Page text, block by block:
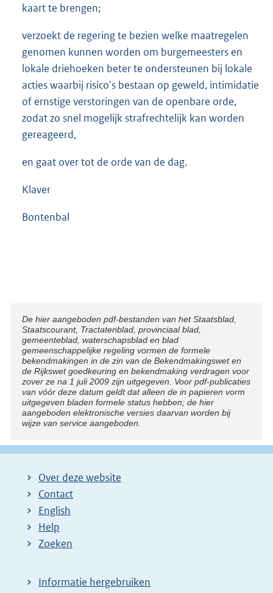
kaart te brengen;
verzoekt de regering te bezien welke maatregelen
genomen kunnen worden om burgemeesters en
lokale driehoeken beter te ondersteunen bij lokale
acties waarbij risico's bestaan op geweld, intimidatie
of ernstige verstoringen van de openbare orde,
zodat zo snel mogelijk strafrechtelijk kan worden
gereageerd,
en gaat over tot de orde van de dag.
Klaver
Bontenbal
Disclaimer
De hier aangeboden pdf-bestanden van het Staatsblad,
Staatscourant, Tractatenblad, provinciaal blad,
gemeenteblad, waterschapsblad en blad
gemeenschappelijke regeling vormen de formele
bekendmakingen in de zin van de Bekendmakingswet en
de Rijkswet goedkeuring en bekendmaking verdragen voor
zover ze na 1 juli 2009 zijn uitgegeven. Voor pdf-publicaties
van vóór deze datum geldt dat alleen de in papieren vorm
uitgegeven bladen formele status hebben; de hier
aangeboden elektronische versies daarvan worden bij
wijze van service aangeboden.
Over deze website
Contact
English
Help
Zoeken
Informatie hergebruiken